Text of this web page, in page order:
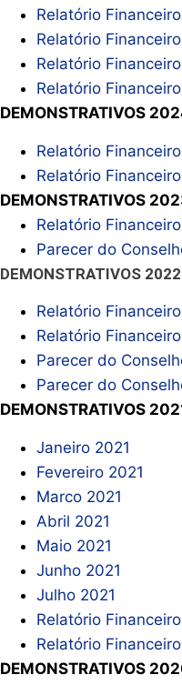
Relatório
Relatório
Relatório
Relatório
DEMONSTRATIVOS
Relatório
Relatório
DEMONSTRATIVOS
Relatório
Parecer do
DEMONSTRATIVOS 2022
Relatório
Relatório
Parecer do
Parecer do
DEMONSTRATIVOS
Janeiro 2021
Fevereiro 2021
Marco 2021
Abril 2021
Maio 2021
Junho 2021
Julho 2021
Relatório
Relatório
DEMONSTRATIVOS